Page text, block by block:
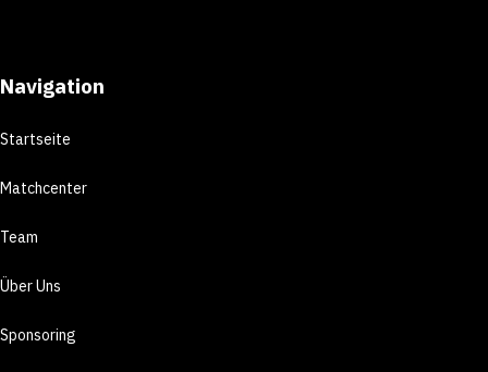
Navigation
Startseite
Matchcenter
Team
Über Uns
Sponsoring